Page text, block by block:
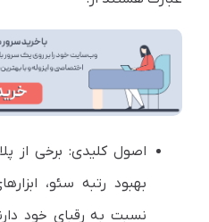
اصول کلیدی: برخی از
بهبود رتبه سئو،
نسبت به رقبای خود